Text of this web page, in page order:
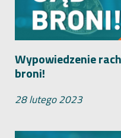
Wypowiedzenie
broni!
28 lutego 2023